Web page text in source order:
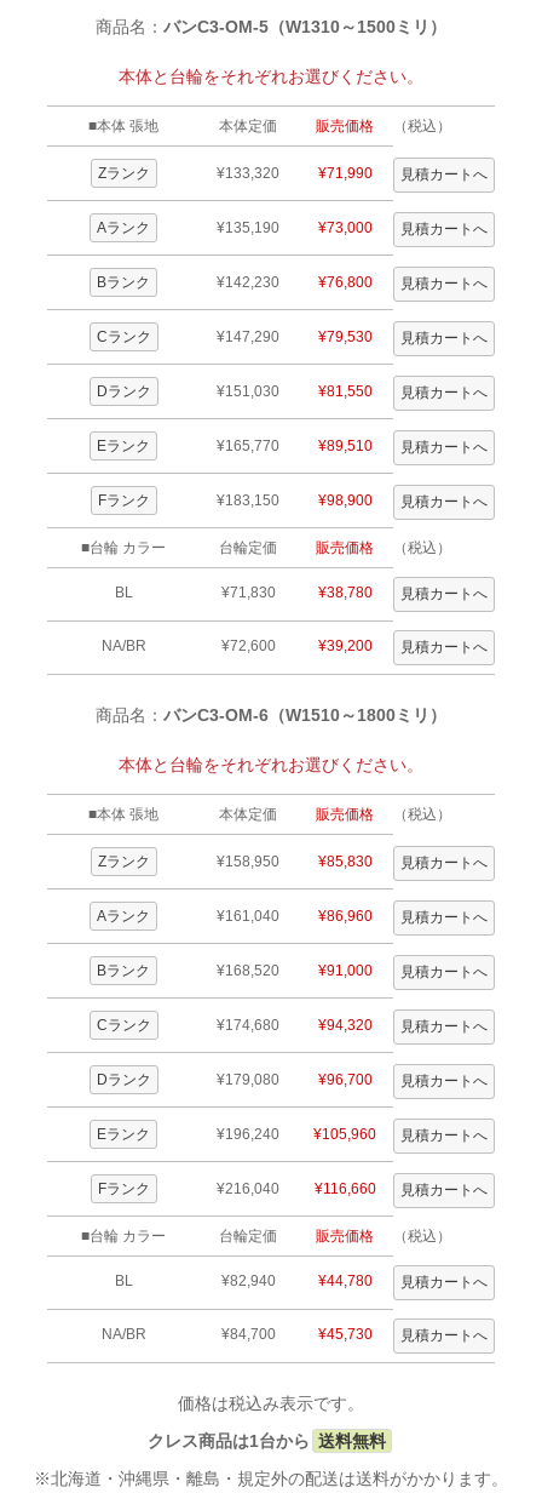
商品名： バンC3-OM-5（W1310～1500ミリ）
本体と台輪をそれぞれお選びください。
■本体 張地 本体定価 販売価格 （税込）
Zランク ¥133,320 ¥71,990
Aランク ¥135,190 ¥73,000
Bランク ¥142,230 ¥76,800
Cランク ¥147,290 ¥79,530
Dランク ¥151,030 ¥81,550
Eランク ¥165,770 ¥89,510
Fランク ¥183,150 ¥98,900
■台輪 カラー 台輪定価 販売価格 （税込）
BL ¥71,830 ¥38,780
NA/BR ¥72,600 ¥39,200
商品名： バンC3-OM-6（W1510～1800ミリ）
本体と台輪をそれぞれお選びください。
■本体 張地 本体定価 販売価格 （税込）
Zランク ¥158,950 ¥85,830
Aランク ¥161,040 ¥86,960
Bランク ¥168,520 ¥91,000
Cランク ¥174,680 ¥94,320
Dランク ¥179,080 ¥96,700
Eランク ¥196,240 ¥105,960
Fランク ¥216,040 ¥116,660
■台輪 カラー 台輪定価 販売価格 （税込）
BL ¥82,940 ¥44,780
NA/BR ¥84,700 ¥45,730
価格は税込み表示です。
クレス商品は1台から 送料無料
※北海道・沖縄県・離島・規定外の配送は送料がかかります。